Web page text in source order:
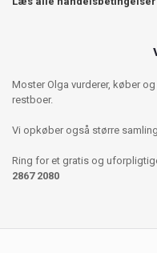
Moster Olga vurderer, køber
restboer.
Vi opkøber også større
Ring for et gratis og
2867 2080